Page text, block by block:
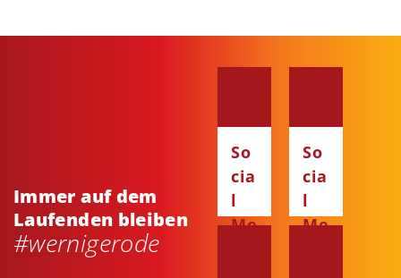
Immer auf dem
Laufenden bleiben
#wernigerode
So
cia
l
Me
So
cia
l
Me